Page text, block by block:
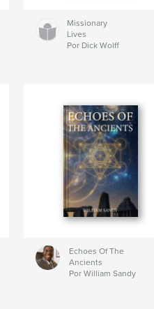
Missionary
Lives
Por Dick Wolff
Echoes Of The
Ancients
Por William Sandy